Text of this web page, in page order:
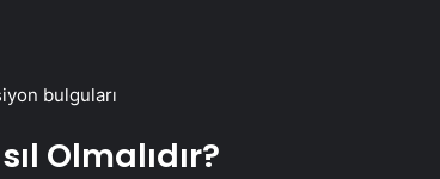
bulguları
Olmalıdır?